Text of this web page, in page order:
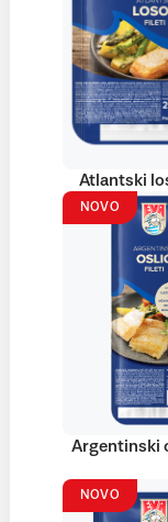
Atlantski
NOVO
Argentinski
NOVO